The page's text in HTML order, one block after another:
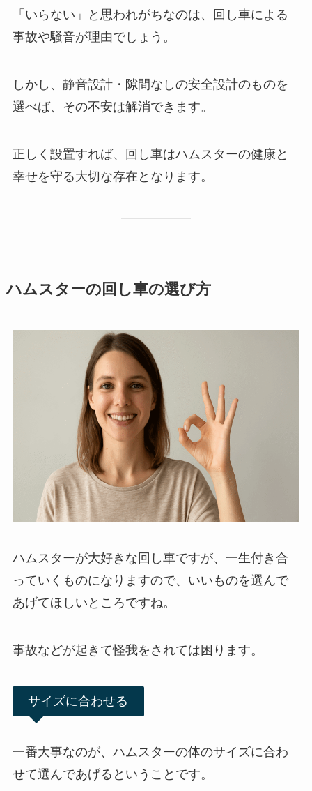
「いらない」と思われがちなのは、回し車による
事故や騒音が理由でしょう。
しかし、静音設計・隙間なしの安全設計のものを
選べば、その不安は解消できます。
正しく設置すれば、回し車はハムスターの健康と
幸せを守る大切な存在となります。
ハムスターの回し車の選び方
ハムスターが大好きな回し車ですが、一生付き合
っていくものになりますので、いいものを選んで
あげてほしいところですね。
事故などが起きて怪我をされては困ります。
サイズに合わせる
一番大事なのが、ハムスターの体のサイズに合わ
せて選んであげる ということです。